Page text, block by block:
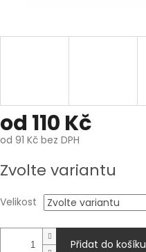
od 110 Kč
od 91 Kč bez DPH
cena:
Zvolte variantu
Velikost
Přidat do košíku